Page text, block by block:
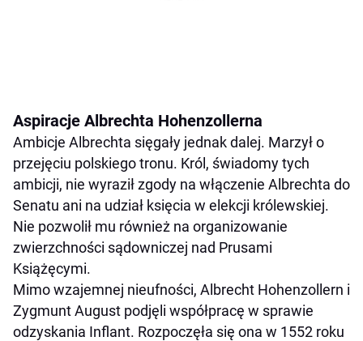
Aspiracje Albrechta Hohenzollerna
Ambicje Albrechta sięgały jednak dalej. Marzył o
przejęciu polskiego tronu. Król, świadomy tych
ambicji, nie wyraził zgody na włączenie Albrechta do
Senatu ani na udział księcia w elekcji królewskiej.
Nie pozwolił mu również na organizowanie
zwierzchności sądowniczej nad Prusami
Książęcymi.
Mimo wzajemnej nieufności, Albrecht Hohenzollern i
Zygmunt August podjęli współpracę w sprawie
odzyskania Inflant. Rozpoczęła się ona w 1552 roku